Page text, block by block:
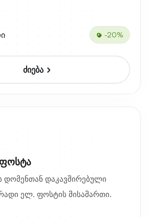
-20%
ძიება
დომენთან დაკავშირებული
ელ. ფოსტის მისამართი.